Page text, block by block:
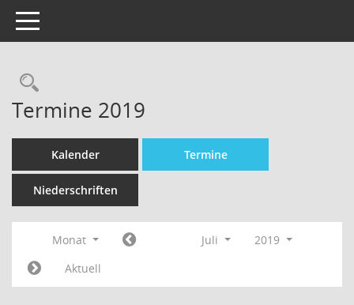
Toggle navigation
Termine 2019
Kalender Termine
Niederschriften
Monat Juli
2019
Aktuell